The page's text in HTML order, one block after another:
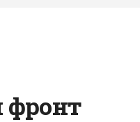
фронт